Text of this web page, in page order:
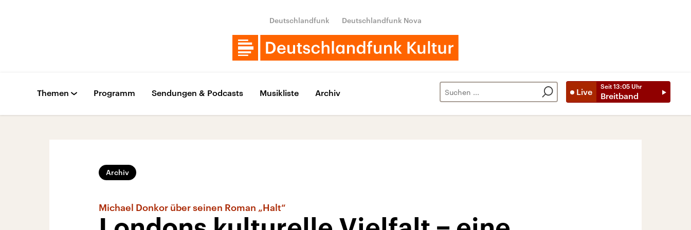
Deutschlandfunk Deutschlandfunk Nova
Live
Seit 13:05 Uhr
Breitband
Themen Programm Sendungen & Podcasts Musikliste Archiv
Archiv
Michael Donkor über seinen Roman „Halt“